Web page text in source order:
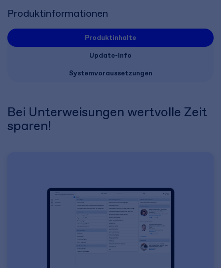
Produktinformationen
Produktinhalte
Update-Info
Systemvoraussetzungen
Bei Unterweisungen wertvolle Zeit
sparen!